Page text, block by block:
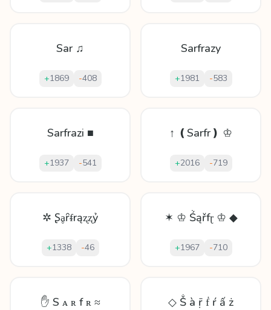
Sar ♫
+1869 -408
Sarfrazy
+1981 -583
Sarfrazi ■
+1937 -541
↑ ❪Sarfr❫ ♔
+2016 -719
✲ Ʂḁȓᵮrąʐʐỷ
+1338 -46
✶ ♔ Ṥąřfɽ ♔ ◆
+1967 -710
✋ S ᴀ ʀ f ʀ ≈ ◇ Ṧ à ṝ ḟ ŕ ấ ż